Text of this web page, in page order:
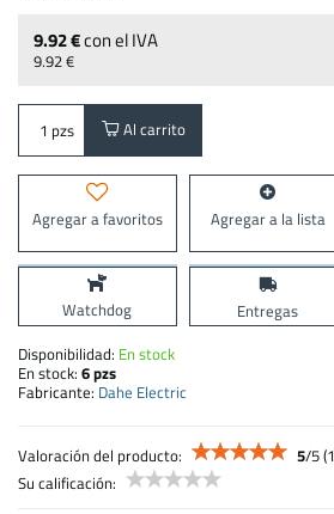
9.92 €con el IVA
9.92 €
pzs Al carrito
Agregar a favoritos Agregar a la lista
Watchdog
Entregas
Disponibilidad: En stock
En stock: 6pzs
Fabricante: Dahe Electric
Valoración del producto: 5/5(1
Su calificación: